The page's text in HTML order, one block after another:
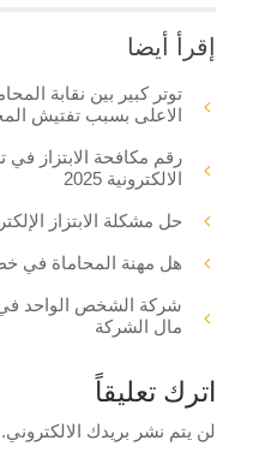
إقرأ أيضا
توتر كبير بين نقابة
الاعلى بسبب تفتيش
رقم مكافحة الابتزاز في
الالكترونية 2025
حل مشكلة الابتزاز
هل مهنة المحاماة في
شركة الشخص الواحد في
مال الشركة
اترك تعليقاً
لن يتم نشر بريدك الالكتروني.